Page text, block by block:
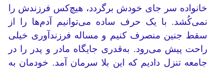
خانواده سر جای خودش برگردد، هیچ‌کس فرزندش را
نمی‌کُشد. با یک حرف ساده می‌توانیم آدم‌ها را از
سقط جنین منصرف کنیم و مساله فرزندآوری خیلی
راحت پیش می‌رود. به‌قدری جایگاه مادر و پدر را در
جامعه تنزل دادیم که این بلا سرمان آمد. خودمان به